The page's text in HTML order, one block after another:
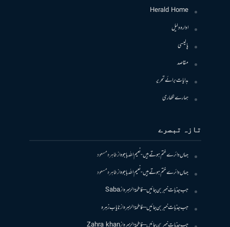
Herald Home
ادارہ دلیل
پالیسی
مقاصد
ہدایات برائے تحریر
ہمارے لکھاری
تازہ تبصرے
جہاں دائرے ختم ہوتے ہیں- نعیم اللہ باجوہازطاہرہ مسعود
جہاں دائرے ختم ہوتے ہیں- نعیم اللہ باجوہازطاہرہ مسعود
جب جذبات خبر بن جائیں – فاطمۃالزہرہازSaba
جب جذبات خبر بن جائیں – فاطمۃالزہرہازنایاب زہرہ